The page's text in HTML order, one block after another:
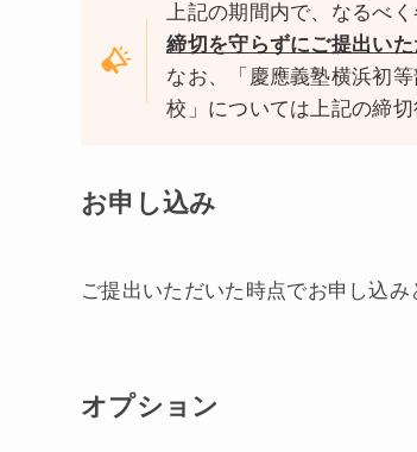
上記の期間内で、なるべ
締切を守らずにご提出い
なお、「慶應義塾横浜初
校」については上記の締切
お申し込み
ご提出いただいた時点でお申し込
オプション